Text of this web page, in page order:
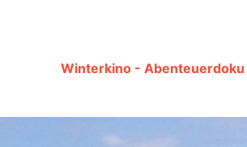
Winterkino - Abenteuerdoku